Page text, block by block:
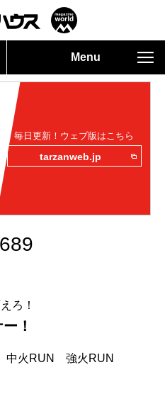
Menu
毎日更新！ウェブ版はこちら
tarzanweb.jp
ろ！
！
火RUN 強火RUN